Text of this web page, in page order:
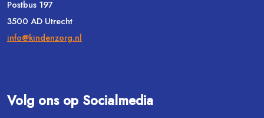
Postbus 197
3500 AD Utrecht
info@kindenzorg.nl
Volg ons op Socialmedia